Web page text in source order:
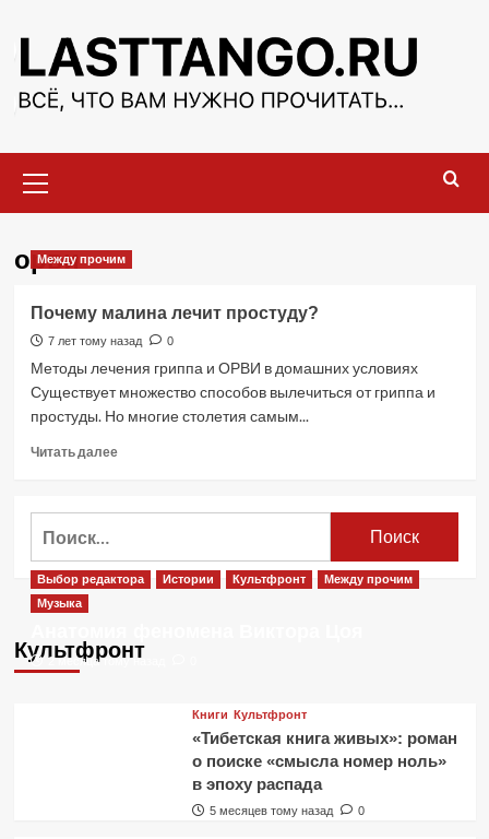
содержимому
меню
орви
Между прочим
Почему малина лечит простуду?
7 лет тому назад 0
Методы лечения гриппа и ОРВИ в домашних условиях
Существует множество способов вылечиться от гриппа и
простуды. Но многие столетия самым...
Читать далееПрочитать
Почему
простуду?
Культфронт
Выбор редактора Истории Культфронт
Между прочим
Музыка
2 месяца тому назад
Книги Культфронт
«Тибетская книга живых»: роман
о поиске «смысла номер ноль»
в эпоху распада
5 месяцев тому назад 0